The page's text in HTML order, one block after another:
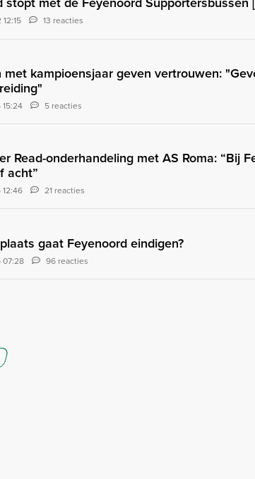
13 reacties
met kampioensjaar geven vertrouwen:
5 reacties
Read-onderhandeling met AS Roma: “Bij
acht”
21 reacties
gaat Feyenoord eindigen?
07:28 96 reacties